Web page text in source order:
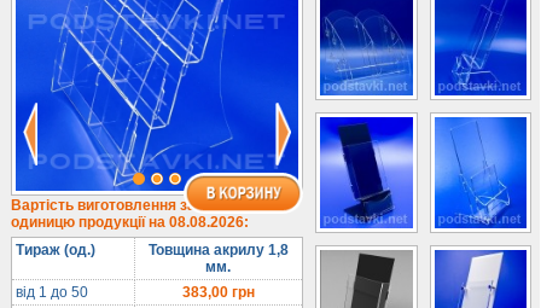
А4 формат
А5 формат
А6 формат
А3 формат
1/3 формату А4
Комбіновані
Навісні кишені
Менюхолдери
Під мобільні
Під біжутерію
Вартість виготовлення за
одиницю продукції на 08.08.2026:
Тираж (од.)
Товщина акрилу 1,8
мм.
від 1 до 50
383,00грн